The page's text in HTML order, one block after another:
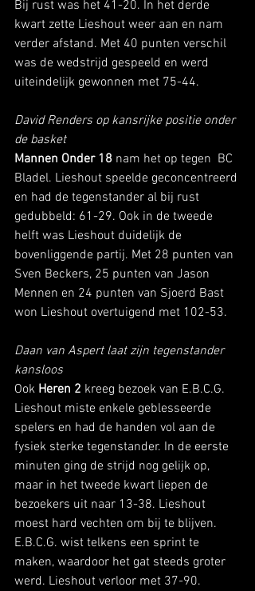
Bij rust was het 41-20. In het derde
kwart zette Lieshout weer aan en nam
verder afstand. Met 40 punten verschil
was de wedstrijd gespeeld en werd
uiteindelijk gewonnen met 75-44.
David Renders op kansrijke positie onder
de basket
Mannen Onder 18 nam het op tegen  BC
Bladel. Lieshout speelde geconcentreerd
en had de tegenstander al bij rust
gedubbeld: 61-29. Ook in de tweede
helft was Lieshout duidelijk de
bovenliggende partij. Met 28 punten van
Sven Beckers, 25 punten van Jason
Mennen en 24 punten van Sjoerd Bast
won Lieshout overtuigend met 102-53.
Daan van Aspert laat zijn tegenstander
kansloos
Ook Heren 2 kreeg bezoek van E.B.C.G.
Lieshout miste enkele geblesseerde
spelers en had de handen vol aan de
fysiek sterke tegenstander. In de eerste
minuten ging de strijd nog gelijk op,
maar in het tweede kwart liepen de
bezoekers uit naar 13-38. Lieshout
moest hard vechten om bij te blijven.
E.B.C.G. wist telkens een sprint te
maken, waardoor het gat steeds groter
werd. Lieshout verloor met 37-90.